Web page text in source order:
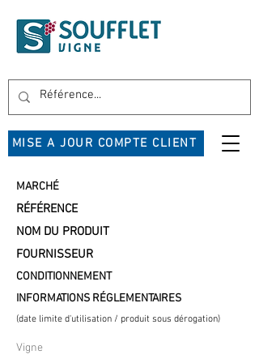
MISE A JOUR COMPTE CLIENT
MARCHÉ
RÉFÉRENCE
NOM DU PRODUIT
FOURNISSEUR
CONDITIONNEMENT
INFORMATIONS RÉGLEMENTAIRES
(date limite d'utilisation / produit sous dérogation)
Vigne